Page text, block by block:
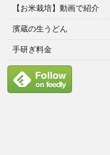
【お米栽培】動画で紹介
濱蔵の生うどん
手研ぎ料金